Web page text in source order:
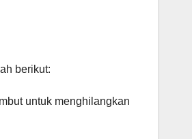
berikut:
untuk menghilangkan